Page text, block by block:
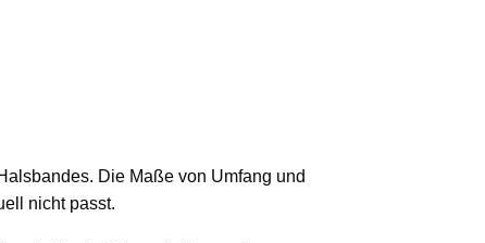
Die Maße von Umfang und
nicht passt.